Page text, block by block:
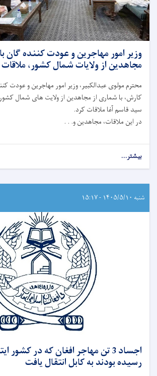
وزیر امور مهاجرین و عودت کننده گان
مجاهدین از ولایات شمال کشور،
محترم مولوی عبدالکبیر، وزیر امور مهاجرین و عودت
کارش، با شماری از مجاهدین از ولایت ‌های شمال
سید قاسم آغا ملاقات کرد.
در این ملاقات، مجاهدین و. . .
بیشتر...
شنبه ۱۴۰۵/۵/۱۰ - ۱۵:۱۷
اجساد 3 تن مهاجر افغان که در کشور
رسیده بودند به کابل انتقال یافت